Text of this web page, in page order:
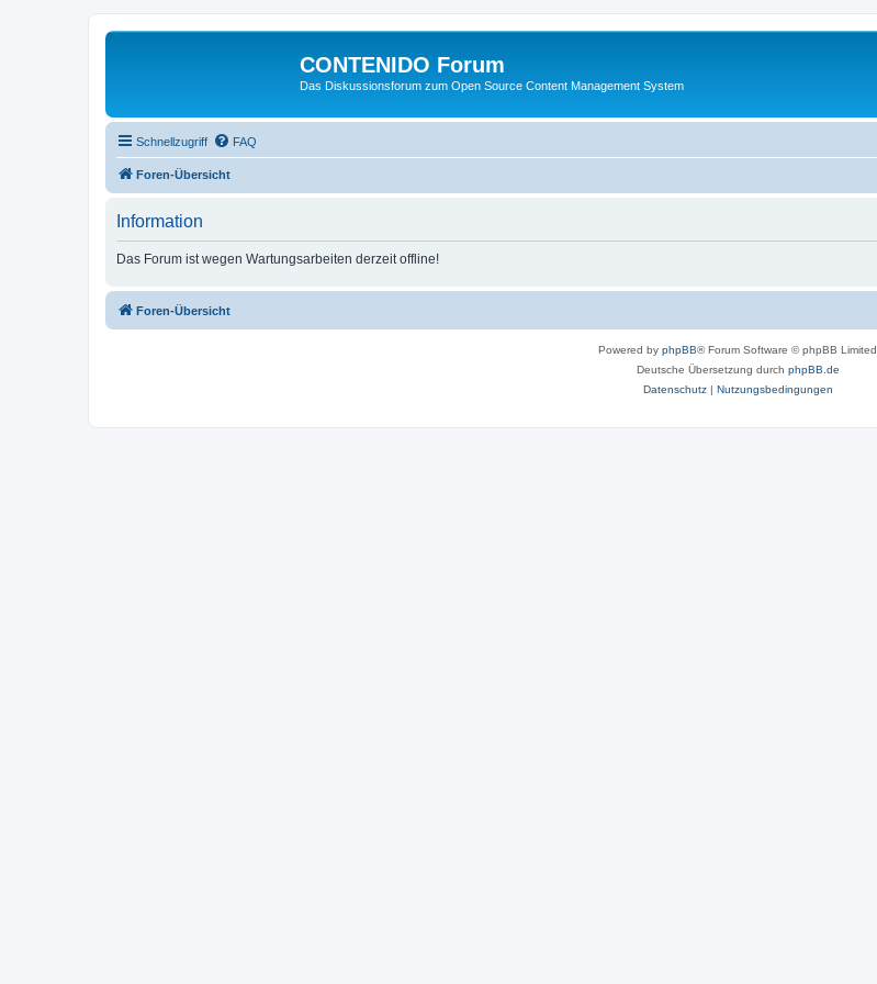
CONTENIDO Forum
Das Diskussionsforum zum Open Source Content Management System
Schnellzugriff FAQ
Foren-Übersicht
Information
Das Forum ist wegen Wartungsarbeiten derzeit offline!
Foren-Übersicht
Powered by phpBB® Forum Software © phpBB Limited
Deutsche Übersetzung durch phpBB.de
Datenschutz| Nutzungsbedingungen